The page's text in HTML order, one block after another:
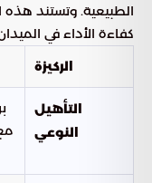
الطبيعية. وتستند هذه
كفاءة الأداء في
الركيزة
التأهيل
النوعي